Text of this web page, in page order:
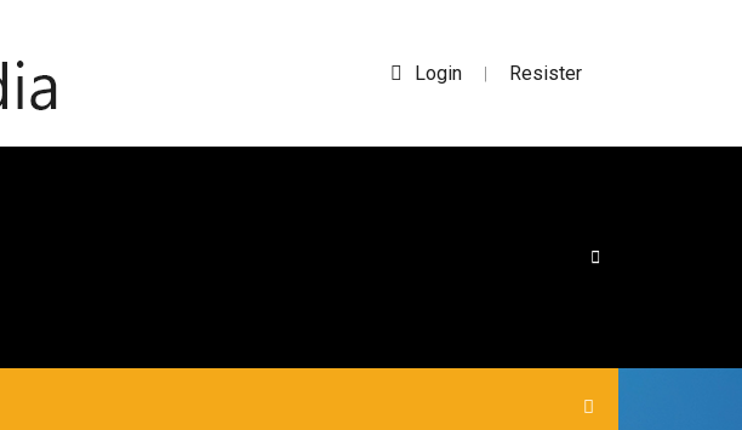
Login | Resister